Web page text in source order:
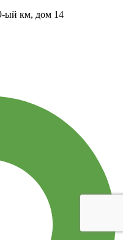
ый км, дом 14